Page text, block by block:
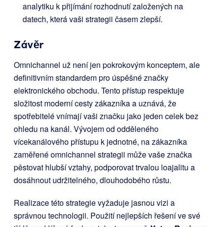
analytiku k přijímání rozhodnutí založených na
datech, která vaši strategii časem zlepší.
Závěr
Omnichannel už není jen pokrokovým konceptem, ale
definitivním standardem pro úspěšné značky
elektronického obchodu. Tento přístup respektuje
složitost moderní cesty zákazníka a uznává, že
spotřebitelé vnímají vaši značku jako jeden celek bez
ohledu na kanál. Vývojem od odděleného
vícekanálového přístupu k jednotné, na zákazníka
zaměřené omnichannel strategii může vaše značka
pěstovat hlubší vztahy, podporovat trvalou loajalitu a
dosáhnout udržitelného, dlouhodobého růstu.
Realizace této strategie vyžaduje jasnou vizi a
správnou technologii. Použití nejlepších řešení ve své